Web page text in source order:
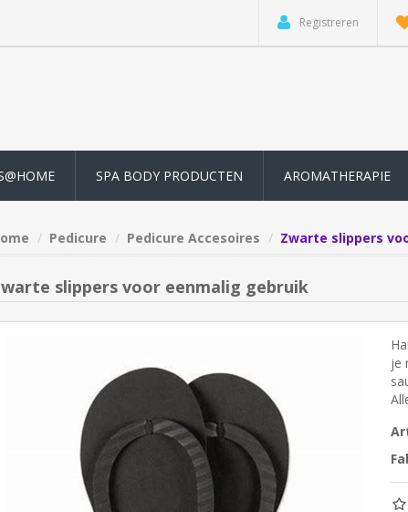
Registreren
SPA BODY PRODUCTEN AROMATHERAPIE
Pedicure Pedicure Accesoires Zwarte slippers
slippers voor eenmalig gebruik
je